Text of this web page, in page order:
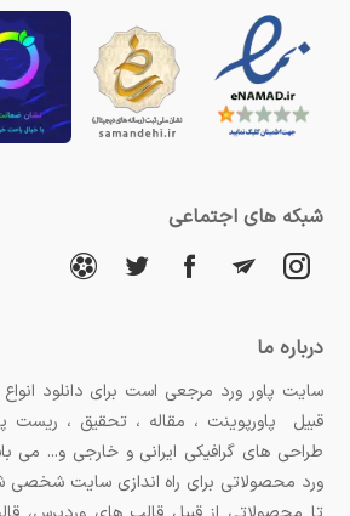
شبکه های اجتماعی
درباره ما
سایت پاور ورد مرجعی است برای دانلود
قبیل پاورپوینت ، مقاله ، تحقیق ، ریست
طراحی های گرافیکی ایرانی و خارجی و... می
ورد محصولاتی برای راه اندازی سایت شخصی